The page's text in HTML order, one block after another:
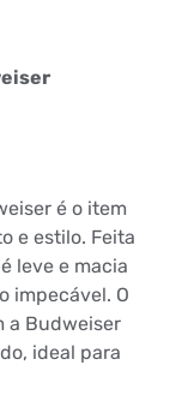
é o item
e estilo. Feita
leve e macia
impecável. O
a Budweiser
ideal para